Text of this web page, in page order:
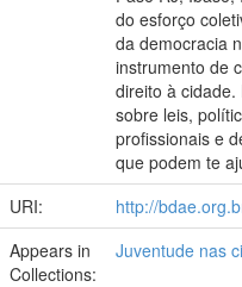
do esforço
da democracia
instrumento de
direito à
sobre leis,
profissionais e
que podem te
URI:
http://
Appears in
Collections:
Juventude nas